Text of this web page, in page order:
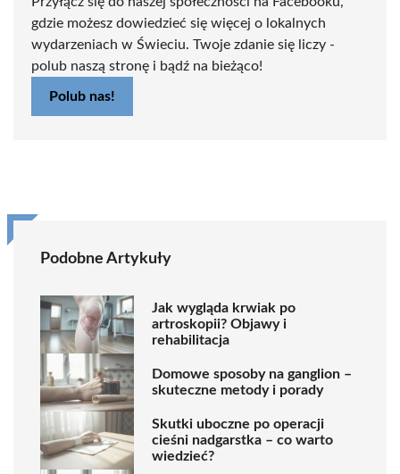
gdzie możesz dowiedzieć się więcej o lokalnych
wydarzeniach w Świeciu. Twoje zdanie się liczy -
polub naszą stronę i bądź na bieżąco!
Polub nas!
Podobne Artykuły
Jak wygląda krwiak po
artroskopii? Objawy i
rehabilitacja
Domowe sposoby na ganglion –
skuteczne metody i porady
Skutki uboczne po operacji
cieśni nadgarstka – co warto
wiedzieć?